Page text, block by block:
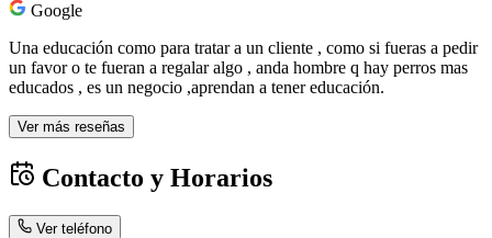
Google
Una educación como para tratar a un cliente , como si fueras a pedir
un favor o te fueran a regalar algo , anda hombre q hay perros mas
educados , es un negocio ,aprendan a tener educación.
Ver más reseñas
Contacto y Horarios
Ver teléfono